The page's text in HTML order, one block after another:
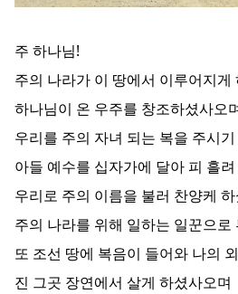
주 하나님!
주의 나라가 이 땅에서 이루어지게
하나님이 온 우주를 창조하셨사오
우리를 주의 자녀 되는 복을 주시
아들 예수를 십자가에 달아 피 흘
우리로 주의 이름을 불러 찬양케
주의 나라를 위해 일하는 일꾼으로
또 조선 땅에 복음이 들어와 나의
진 그곳 장연에서 살게 하셨사오며